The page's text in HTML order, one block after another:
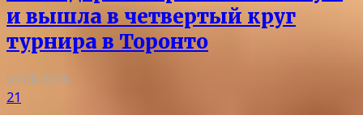
и вышла в четвертый круг
турнира в Торонто
07.08.2026
21